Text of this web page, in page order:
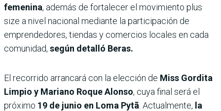
femenina, además de fortalecer el movimiento plus
size a nivel nacional mediante la participación de
emprendedores, tiendas y comercios locales en cada
comunidad, según detalló Beras.
El recorrido arrancará con la elección de Miss Gordita
Limpio y Mariano Roque Alonso, cuya final será el
próximo 19 de junio en Loma Pytã . Actualmente, la